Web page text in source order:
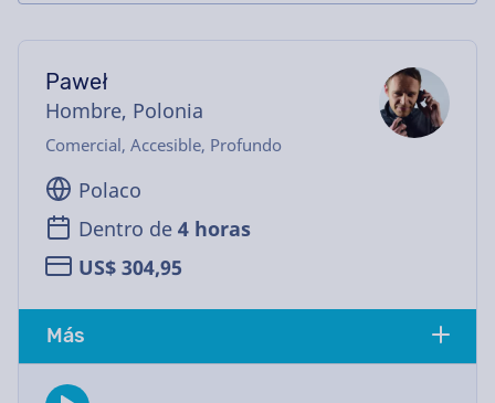
Paweł
Hombre, Polonia
Comercial, Accesible, Profundo
Polaco
Dentro de 4 horas
US$ 304,95
Más